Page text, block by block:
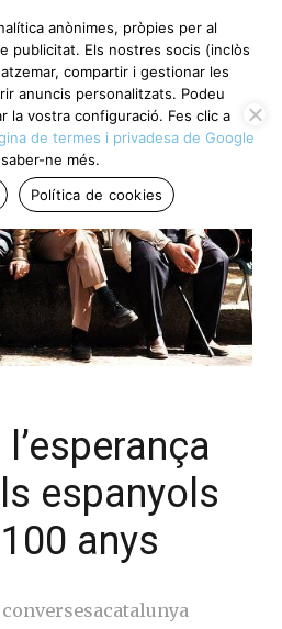
espanyols
anys
conversesacatalunya
anònimes, pròpies per al
publicitat. Els nostres socis (inclòs
compartir i gestionar les
anuncis personalitzats. Podeu
la vostra configuració. Fes clic a
de termes i privadesa de Google
ne més.
Política de cookies